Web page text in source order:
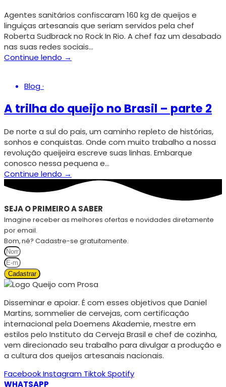
Agentes sanitários confiscaram 160 kg de queijos e
linguiças artesanais que seriam servidos pela chef
Roberta Sudbrack no Rock In Rio. A chef faz um desabado
nas suas redes sociais…
Continue lendo →
Blog·
A trilha do queijo no Brasil – parte 2
De norte a sul do pais, um caminho repleto de histórias,
sonhos e conquistas. Onde com muito trabalho a nossa
revolução queijeira escreve suas linhas. Embarque
conosco nessa pequena e…
Continue lendo →
SEJA O PRIMEIRO A SABER
Imagine receber as melhores ofertas e novidades diretamente
por email.
Bom, né? Cadastre-se gratuitamente.
Cadastrar
Disseminar e apoiar. É com esses objetivos que Daniel
Martins, sommelier de cervejas, com certificação
internacional pela Doemens Akademie, mestre em
estilos pelo Instituto da Cerveja Brasil e chef de cozinha,
vem direcionado seu trabalho para divulgar a produção e
a cultura dos queijos artesanais nacionais.
FacebookInstagram TiktokSpotify
WHATSAPP